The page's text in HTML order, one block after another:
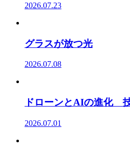
2026.07.23
グラスが放つ光
2026.07.08
ドローンとAIの進化
2026.07.01